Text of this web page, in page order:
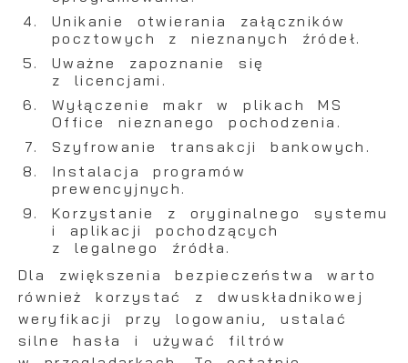
Unikanie otwierania załączników
pocztowych z nieznanych źródeł.
Uważne zapoznanie się
z licencjami.
Wyłączenie makr w plikach MS
Office nieznanego pochodzenia.
Szyfrowanie transakcji bankowych.
Instalacja programów
prewencyjnych.
Korzystanie z oryginalnego systemu
i aplikacji pochodzących
z legalnego źródła.
Dla zwiększenia bezpieczeństwa warto
również korzystać z dwuskładnikowej
weryfikacji przy logowaniu, ustalać
silne hasła i używać filtrów